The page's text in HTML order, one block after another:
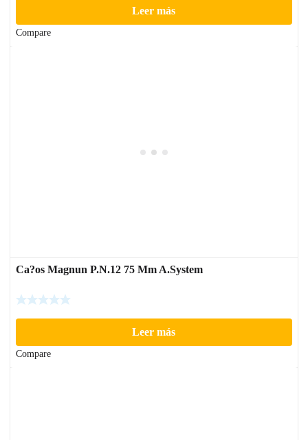
Leer más
Compare
Ca?os Magnun P.N.12 75 Mm A.System
Leer más
Compare